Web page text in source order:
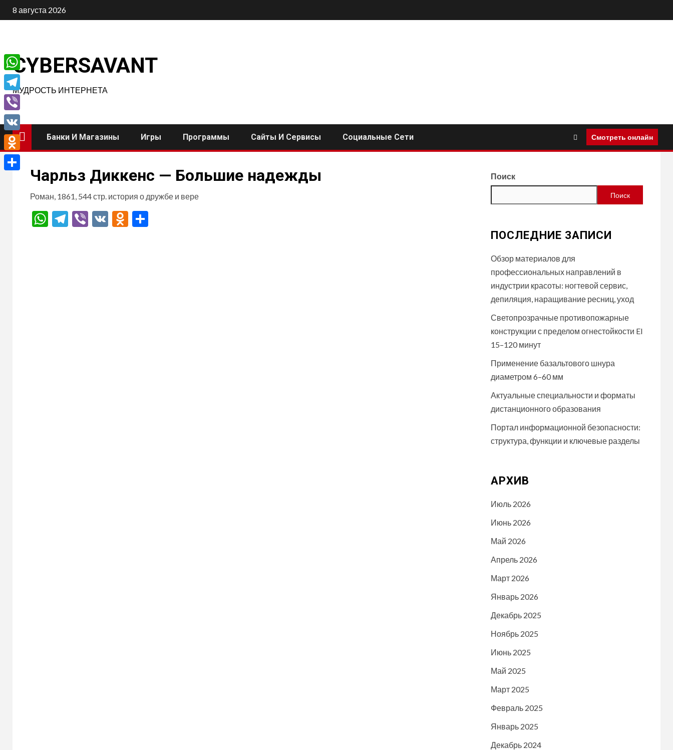
Перейти
к
8 августа 2026
CYBERSAVANT
МУДРОСТЬ ИНТЕРНЕТА
Банки И Магазины Игры Программы Сайты И Сервисы Социальные Сети Смотреть онлайн
Чарльз Диккенс — Большие надежды
Роман, 1861, 544 стр. история о дружбе и вере
WhatsApp
Telegram
Viber
VK Odnoklassniki
Поиск
Поиск
ПОСЛЕДНИЕ ЗАПИСИ
Обзор материалов для
профессиональных направлений в
индустрии красоты: ногтевой сервис,
депиляция, наращивание ресниц, уход
Светопрозрачные противопожарные
конструкции с пределом огнестойкости EI
15–120 минут
Применение базальтового шнура
диаметром 6–60 мм
Актуальные специальности и форматы
дистанционного образования
Портал информационной безопасности:
структура, функции и ключевые разделы
АРХИВ
Июль 2026
Июнь 2026
Май 2026
Апрель 2026
Март 2026
Январь 2026
Декабрь 2025
Ноябрь 2025
Июнь 2025
Май 2025
Март 2025
Февраль 2025
Январь 2025
Декабрь 2024
WhatsApp
Telegram
Viber
VK
Odnoklassniki
Отправить